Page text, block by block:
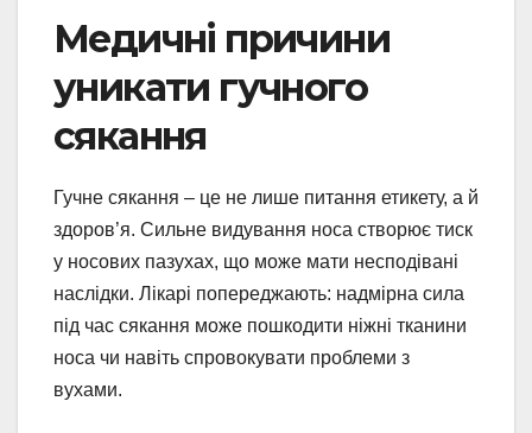
Медичні причини
уникати гучного
сякання
Гучне сякання – це не лише питання етикету, а й
здоров’я. Сильне видування носа створює тиск
у носових пазухах, що може мати несподівані
наслідки. Лікарі попереджають: надмірна сила
під час сякання може пошкодити ніжні тканини
носа чи навіть спровокувати проблеми з
вухами.